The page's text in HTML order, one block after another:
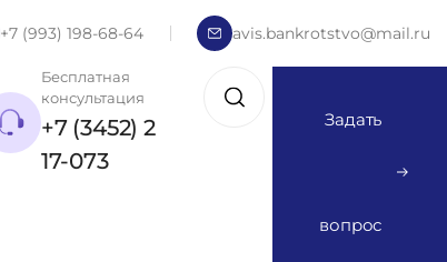
+7 (993) 198-68-64 avis.bankrotstvo@mail.ru
Бесплатная
консультация
+7 (3452) 2
17-073
Задать
вопрос